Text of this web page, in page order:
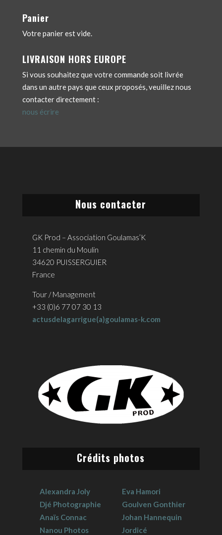
Panier
Votre panier est vide.
LIVRAISON HORS EUROPE
Si vous souhaitez que votre commande soit livrée
dans un autre pays que ceux proposés, veuillez nous
contacter directement :
nous écrire
Nous contacter
GK Prod – Association Goulamas’K
11 chemin du Moulin
34620 PUISSERGUIER
France
Tour / Management
+33 (0)6 77 07 30 13
actusdelagarrigue(a)goulamas-k.com
Crédits photos
Alexandra Joly
Djé Photographie
Anaïs Connac
Nanou Photos
Eva Hamori
Goulven Gonthier
Johan Hannequin
Jordicé